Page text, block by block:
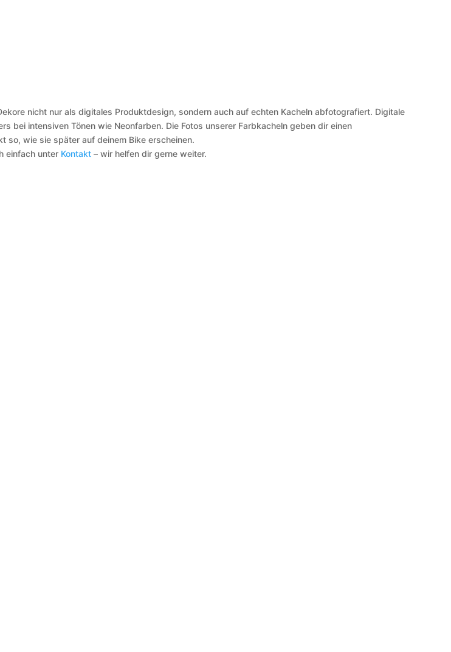
nicht nur als digitales Produktdesign, sondern auch auf echten Kacheln abfotografiert. Digitale
bei intensiven Tönen wie Neonfarben. Die Fotos unserer Farbkacheln geben dir einen
so, wie sie später auf deinem Bike erscheinen.
einfach unter Kontakt – wir helfen dir gerne weiter.